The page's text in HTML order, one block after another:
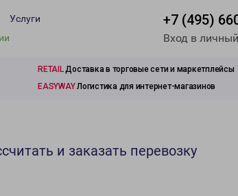
Услуги
+7 (495)
Вход в
RETAILДоставка в торговые сети и маркетплейсы
EASYWAYЛогистика для интернет-магазинов
и заказать перевозку